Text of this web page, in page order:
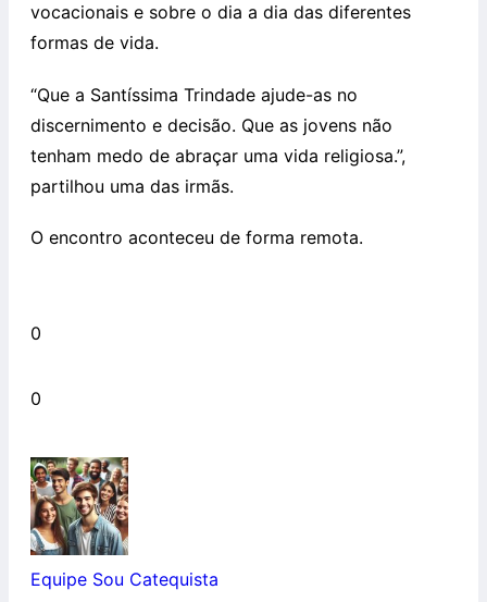
vocacionais e sobre o dia a dia das diferentes
formas de vida.
“Que a Santíssima Trindade ajude-as no
discernimento e decisão. Que as jovens não
tenham medo de abraçar uma vida religiosa.”,
partilhou uma das irmãs.
O encontro aconteceu de forma remota.
0
0
Equipe Sou Catequista